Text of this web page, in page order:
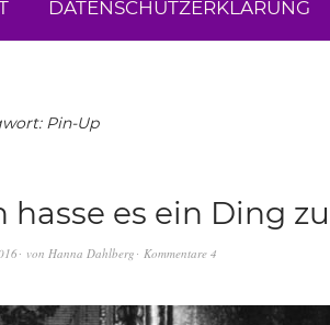
DATENSCHUTZERKLÄRUNG
Pin-Up
hasse es ein Ding
von Hanna Dahlberg Kommentare 4